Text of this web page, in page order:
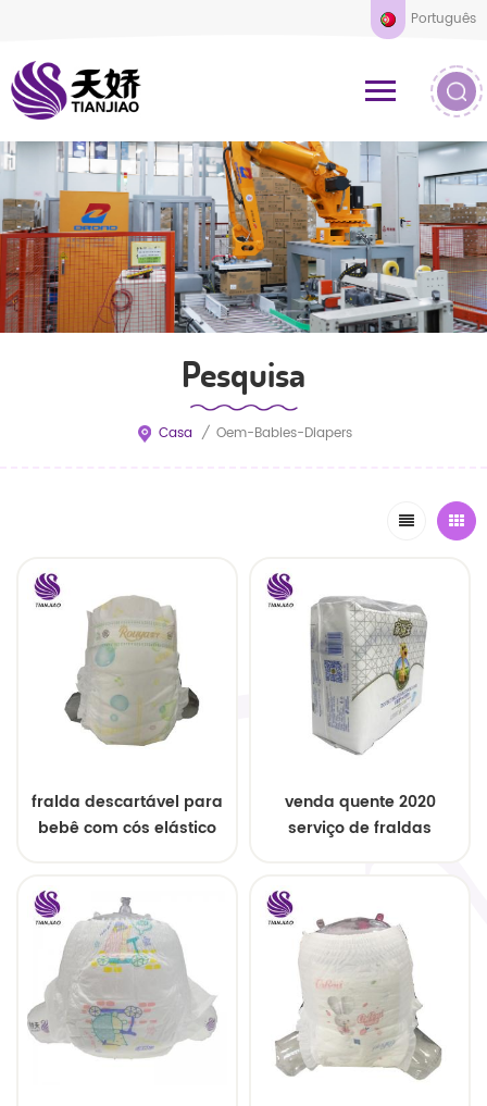
Português
Pesquisa
Casa / Oem-Babies-Diapers
fralda descartável para
bebê com cós elástico
venda quente 2020
serviço de fraldas